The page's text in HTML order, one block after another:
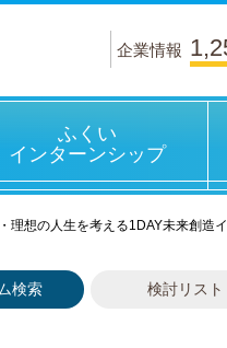
ふくい
インターンシップ
企業情報
理想の人生を考える1DAY未来創造
検索 検討リスト